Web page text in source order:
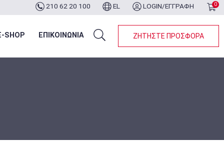
210 62 20 100 EL LOGIN/ΕΓΓΡΑΦΗ 0
SHOP ΕΠΙΚΟΙΝΩΝΙΑ ΖΗΤΗΣΤΕ ΠΡΟΣΦΟΡΑ